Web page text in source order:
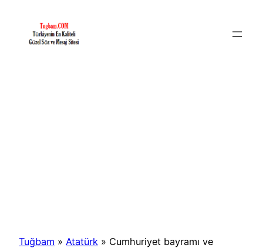
Tuğbam » Atatürk » Cumhuriyet bayramı ve